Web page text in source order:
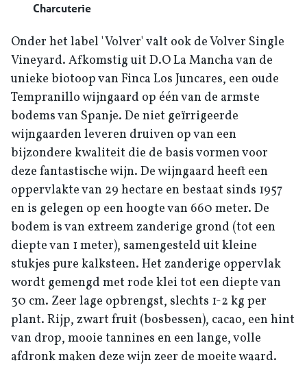
Charcuterie
Onder het label 'Volver' valt ook de Volver Single
Vineyard. Afkomstig uit D.O La Mancha van de
unieke biotoop van Finca Los Juncares, een oude
Tempranillo wijngaard op één van de armste
bodems van Spanje. De niet geïrrigeerde
wijngaarden leveren druiven op van een
bijzondere kwaliteit die de basis vormen voor
deze fantastische wijn. De wijngaard heeft een
oppervlakte van 29 hectare en bestaat sinds 1957
en is gelegen op een hoogte van 660 meter. De
bodem is van extreem zanderige grond (tot een
diepte van 1 meter), samengesteld uit kleine
stukjes pure kalksteen. Het zanderige oppervlak
wordt gemengd met rode klei tot een diepte van
30 cm. Zeer lage opbrengst, slechts 1-2 kg per
plant. Rijp, zwart fruit (bosbessen), cacao, een hint
van drop, mooie tannines en een lange, volle
afdronk maken deze wijn zeer de moeite waard.